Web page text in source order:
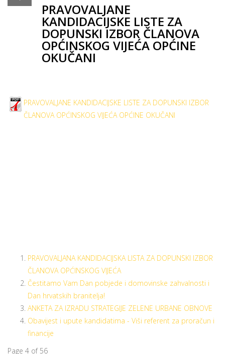
PRAVOVALJANE
KANDIDACIJSKE LISTE ZA
DOPUNSKI IZBOR ČLANOVA
OPĆINSKOG VIJEĆA OPĆINE
OKUČANI
PRAVOVALJANE KANDIDACIJSKE LISTE ZA DOPUNSKI IZBOR
ČLANOVA OPĆINSKOG VIJEĆA OPĆINE OKUČANI
PRAVOVALJANA KANDIDACIJSKA LISTA ZA DOPUNSKI IZBOR
ČLANOVA OPĆINSKOG VIJEĆA
Čestitamo Vam Dan pobjede i domovinske zahvalnosti i
Dan hrvatskih branitelja!
ANKETA ZA IZRADU STRATEGIJE ZELENE URBANE OBNOVE
Obavijest i upute kandidatima - Viši referent za proračun i
financije
Page 4 of 56